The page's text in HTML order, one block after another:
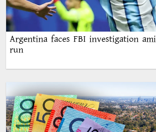
Argentina faces FBI investigation
run